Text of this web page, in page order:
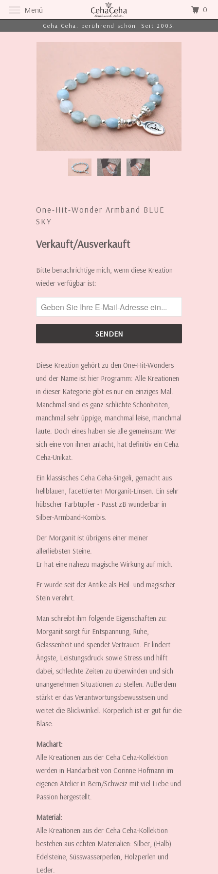
Ceha Ceha. berührend schön. Seit 2005.
One-Hit-Wonder Armband BLUE
SKY
Verkauft/Ausverkauft
INFORMIERE
MICH,
WENN
DIESE
KREATION
IST:
Bitte benachrichtige mich, wenn diese Kreation
wieder verfügbar ist:
Diese Kreation gehört zu den One-Hit-Wonders
und der Name ist hier Programm: Alle Kreationen
in dieser Kategorie gibt es nur ein einziges Mal.
Manchmal sind es ganz schlichte Schönheiten,
manchmal sehr üppige, manchmal leise, manchmal
laute. Doch eines haben sie alle gemeinsam: Wer
sich eine von ihnen anlacht, hat definitiv ein Ceha
Ceha-Unikat.
Ein klassisches Ceha Ceha-Singeli, gemacht aus
hellblauen, facettierten Morganit-Linsen. Ein sehr
hübscher Farbtupfer - Passt zB wunderbar in
Silber-Armband-Kombis.
Der Morganit ist übrigens einer meiner
allerliebsten Steine.
Er hat eine nahezu magische Wirkung auf mich.
Er wurde seit der Antike als Heil- und magischer
Stein verehrt.
Man schreibt ihm folgende Eigenschaften zu:
Morganit sorgt für Entspannung, Ruhe,
Gelassenheit und spendet Vertrauen. Er lindert
Ängste, Leistungsdruck sowie Stress und hilft
dabei, schlechte Zeiten zu überwinden und sich
unangenehmen Situationen zu stellen. Außerdem
stärkt er das Verantwortungsbewusstsein und
weitet die Blickwinkel. Körperlich ist er gut für die
Blase.
Machart:
Alle Kreationen aus der Ceha Ceha-Kollektion
werden in Handarbeit von Corinne Hofmann im
eigenen Atelier in Bern/Schweiz mit viel Liebe und
Passion hergestellt.
Material:
Alle Kreationen aus der Ceha Ceha-Kollektion
bestehen aus echten Materialien: Silber, (Halb)-
Edelsteine, Süsswasserperlen, Holzperlen und
Leder.
Menü 0